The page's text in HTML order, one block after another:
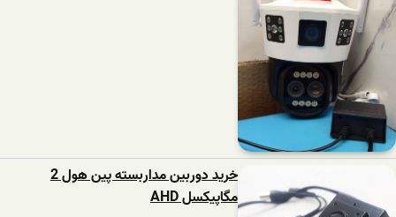
خرید دوربین مداربسته پین هول 2
مگاپیکسل AHD